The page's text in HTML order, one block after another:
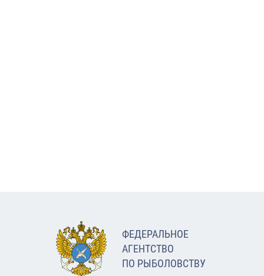
ФЕДЕРАЛЬНОЕ
АГЕНТСТВО
ПО РЫБОЛОВСТВУ